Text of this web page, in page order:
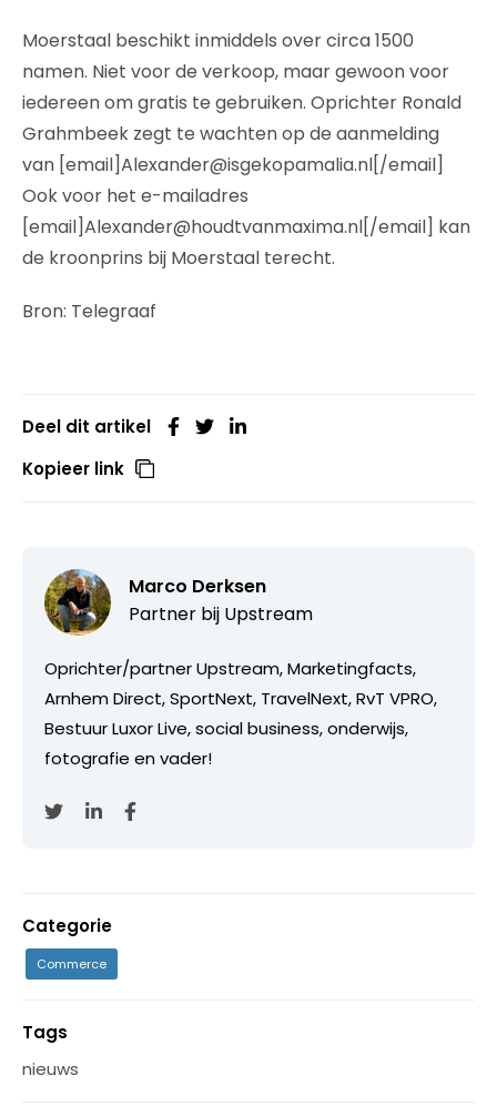
Moerstaal beschikt inmiddels over circa 1500
namen. Niet voor de verkoop, maar gewoon voor
iedereen om gratis te gebruiken. Oprichter Ronald
Grahmbeek zegt te wachten op de aanmelding
van [email]Alexander@isgekopamalia.nl[/email]
Ook voor het e-mailadres
[email]Alexander@houdtvanmaxima.nl[/email] kan
de kroonprins bij Moerstaal terecht.
Bron: Telegraaf
Deel dit artikel
Kopieer link
Marco Derksen
Partner bij Upstream
Oprichter/partner Upstream, Marketingfacts,
Arnhem Direct, SportNext, TravelNext, RvT VPRO,
Bestuur Luxor Live, social business, onderwijs,
fotografie en vader!
Categorie
Commerce
Tags
nieuws